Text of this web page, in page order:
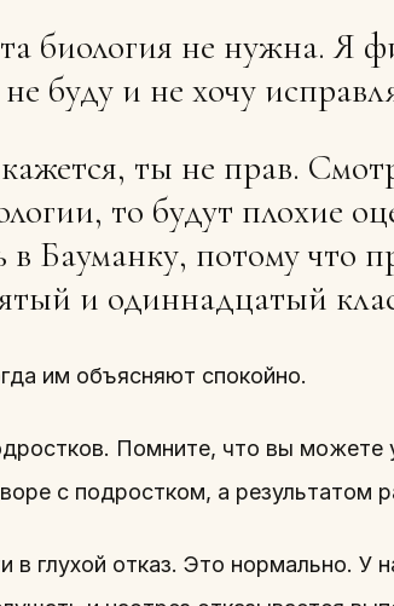
биология не нужна. Я
буду и не хочу
ты не прав.
то будут плохие
в Бауманку, потому что
и одиннадцатый
им объясняют спокойно.
Помните, что вы можете
с подростком, а результатом
в глухой отказ. Это нормально. У